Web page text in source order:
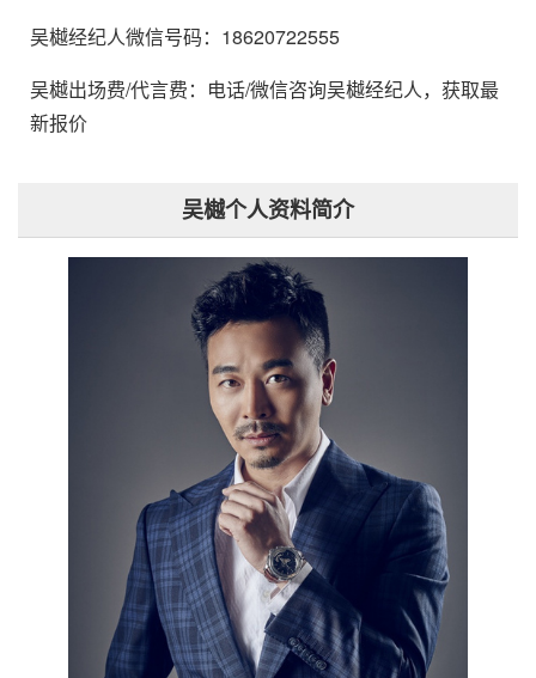
吴樾经纪人微信号码：18620722555
吴樾出场费/代言费：电话/微信咨询吴樾经纪人，获取最
新报价
吴樾个人资料简介